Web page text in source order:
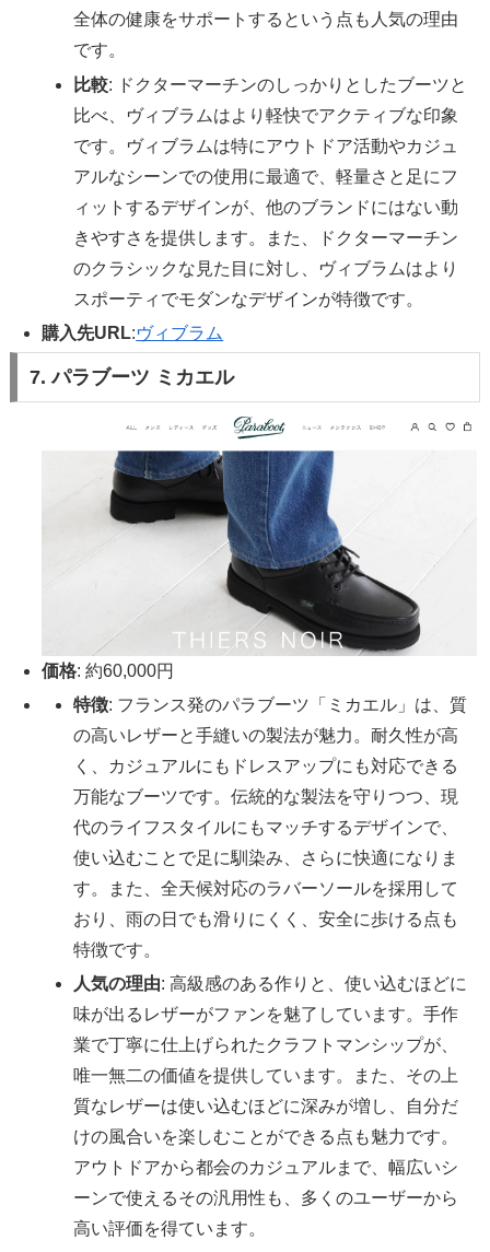
全体の健康をサポートするという点も人気の理由
です。
比較: ドクターマーチンのしっかりとしたブーツと
比べ、ヴィブラムはより軽快でアクティブな印象
です。ヴィブラムは特にアウトドア活動やカジュ
アルなシーンでの使用に最適で、軽量さと足にフ
ィットするデザインが、他のブランドにはない動
きやすさを提供します。また、ドクターマーチン
のクラシックな見た目に対し、ヴィブラムはより
スポーティでモダンなデザインが特徴です。
購入先URL:ヴィブラム
7. パラブーツ ミカエル
価格: 約60,000円
特徴: フランス発のパラブーツ「ミカエル」は、質
の高いレザーと手縫いの製法が魅力。耐久性が高
く、カジュアルにもドレスアップにも対応できる
万能なブーツです。伝統的な製法を守りつつ、現
代のライフスタイルにもマッチするデザインで、
使い込むことで足に馴染み、さらに快適になりま
す。また、全天候対応のラバーソールを採用して
おり、雨の日でも滑りにくく、安全に歩ける点も
特徴です。
人気の理由: 高級感のある作りと、使い込むほどに
味が出るレザーがファンを魅了しています。手作
業で丁寧に仕上げられたクラフトマンシップが、
唯一無二の価値を提供しています。また、その上
質なレザーは使い込むほどに深みが増し、自分だ
けの風合いを楽しむことができる点も魅力です。
アウトドアから都会のカジュアルまで、幅広いシ
ーンで使えるその汎用性も、多くのユーザーから
高い評価を得ています。